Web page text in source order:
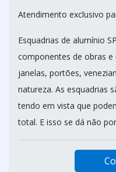
Atendimento exclusivo
Esquadrias de alumínio
componentes de obras
janelas, portões,
natureza. As esquadrias
tendo em vista que
total. E isso se dá não